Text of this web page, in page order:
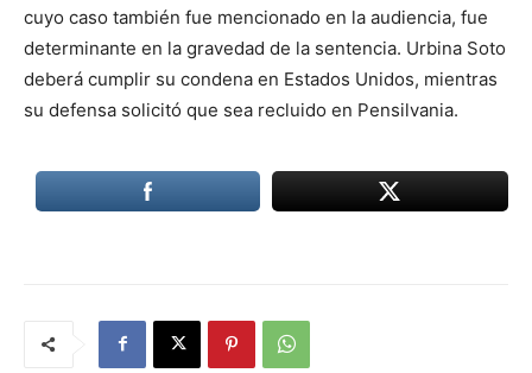
cuyo caso también fue mencionado en la audiencia, fue
determinante en la gravedad de la sentencia. Urbina Soto
deberá cumplir su condena en Estados Unidos, mientras
su defensa solicitó que sea recluido en Pensilvania.